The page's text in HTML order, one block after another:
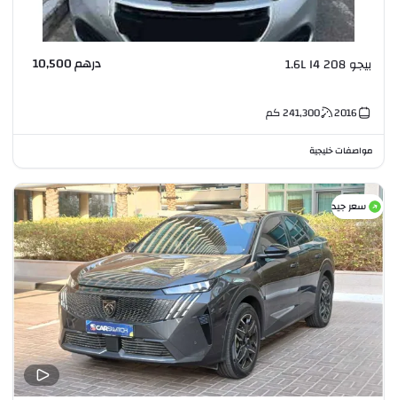
بيجو 208 1.6L I4 درهم 10,500
2016
241,300كم
مواصفات خليجية
سعر جيد